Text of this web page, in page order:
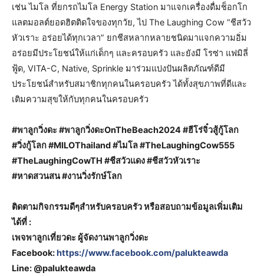
เช่น ไมโล ที่ยกรถไมโล Energy Station มาแจกเครื่องดื่มช็อกโก
แลตมอลต์ยอดฮิตติดใจของทุกวัย, ไป The Laughing Cow “ชีสวัว
หัวเราะ อร่อยได้ทุกเวลา” ยกชีสหลากหลายชนิดมาแจกความอิ่ม
อร่อยมีประโยชน์ให้แก่เด็กๆ และครอบครัว และยังมี โรซ่า แฟมิลี่
ฟู้ด, VITA-C, Native, Sprinkle มาร่วมแบ่งปันผลิตภัณฑ์ดีมี
ประโยชน์สำหรับสมาชิกทุกคนในครอบครัว ได้ทั้งสุขภาพที่ดีและ
เติมความสุขให้กับทุกคนในครอบครัว
#พาลูกวิ่งดะ #พาลูกวิ่งดะOnTheBeach2024 #ฮีโร่จิ๋วสู้กู้โลก
#วิ่งกู้โลก #MILOThailand #ไมโล #TheLaughingCow555
#TheLaughingCowTH #ชีสวัวแดง #ชีสวัวหัวเราะ
#หาดสวนสน #งานวิ่งรักษ์โลก
ติดตามกิจกรรมดีๆสำหรับครอบครัว หรือสอบถามข้อมูลเพิ่มเติม
ได้ที่ :
เพจพาลูกเที่ยวดะ ผู้จัดงานพาลูกวิ่งดะ
Facebook:https://www.facebook.com/palukteawda
Line: @palukteawda